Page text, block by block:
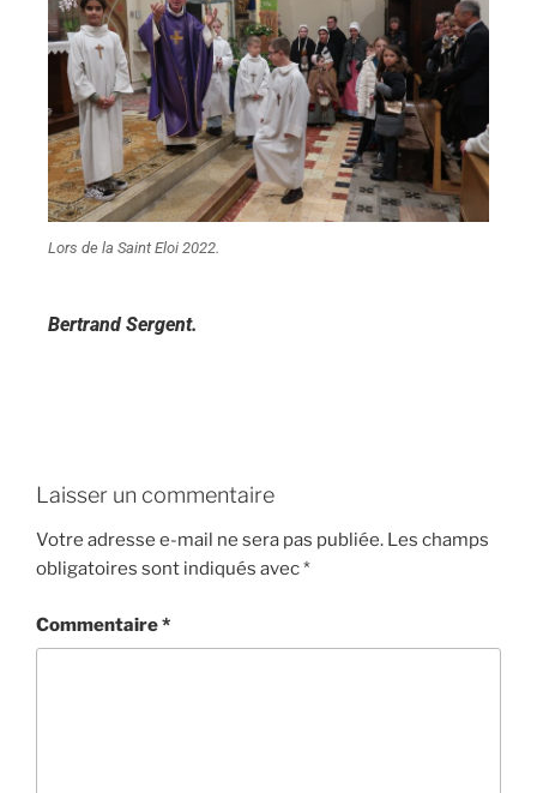
Lors de la Saint Eloi 2022.
Bertrand Sergent.
Laisser un commentaire
Votre adresse e-mail ne sera pas publiée. Les champs
obligatoires sont indiqués avec*
Commentaire*